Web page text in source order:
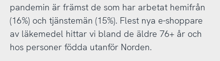
pandemin är främst de som har arbetat hemifrån
(16%) och tjänstemän (15%). Flest nya e-shoppare
av läkemedel hittar vi bland de äldre 76+ år och
hos personer födda utanför Norden.